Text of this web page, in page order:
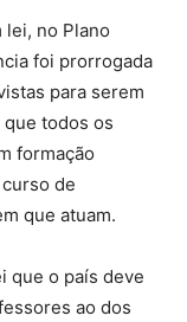
lei, no Plano
foi prorrogada
para serem
todos os
formação
de
que atuam.
que o país deve
ao dos